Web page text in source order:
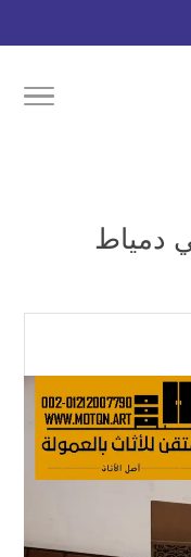
دمياط